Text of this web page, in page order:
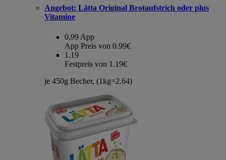
Angebot: Lätta Original Brotaufstrich oder plus
Vitamine
0.99 App
App Preis von 0.99€
1.19
Festpreis von 1.19€
je 450g Becher, (1kg=2.64)